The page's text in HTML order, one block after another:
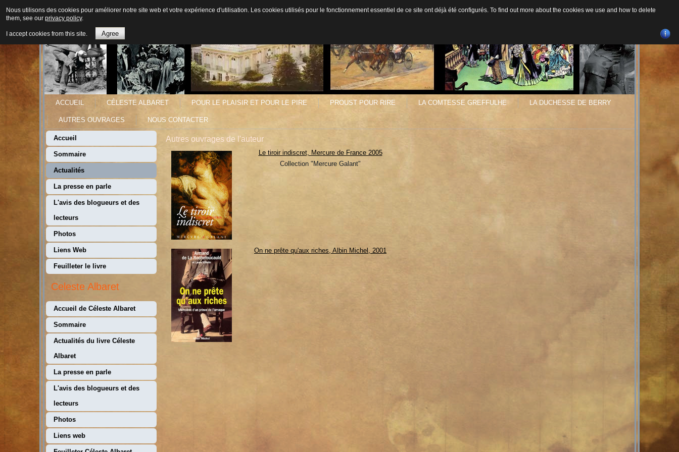
ACCUEIL CÉLESTE ALBARET POUR LE PLAISIR ET POUR LE PIRE PROUST POUR RIRE LA COMTESSE GREFFULHE LA DUCHESSE DE BERRY
AUTRES OUVRAGES NOUS CONTACTER
Accueil
Sommaire
Actualités
La presse en parle
L'avis des blogueurs et des
lecteurs
Photos
Liens Web
Feuilleter le livre
Celeste Albaret
Accueil de Céleste Albaret
Sommaire
Actualités du livre Céleste
Albaret
La presse en parle
L'avis des blogueurs et des
lecteurs
Photos
Liens web
Autres ouvrages de l'auteur
Le tiroir indiscret, Mercure de France 2005
Collection "Mercure Galant"
On ne prête qu'aux riches, Albin Michel, 2001
Nous utilisons des cookies pour améliorer notre site web et votre expérience d'utilisation. Les cookies utilisés pour le fonctionnement essentiel de ce site ont déjà été configurés. To find out more about the cookies we use and how to delete
them, see our privacy policy.
I accept cookies from this site. Agree